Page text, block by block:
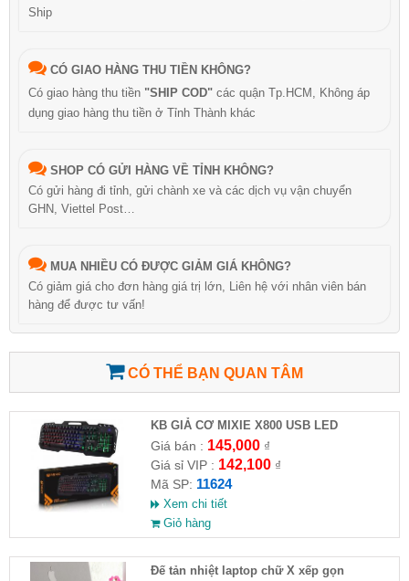
Ship
CÓ GIAO HÀNG THU TIỀN KHÔNG?
Có giao hàng thu tiền "SHIP COD" các quận Tp.HCM, Không áp
dụng giao hàng thu tiền ở Tỉnh Thành khác
SHOP CÓ GỬI HÀNG VỀ TỈNH KHÔNG?
Có gửi hàng đi tỉnh, gửi chành xe và các dịch vụ vận chuyển
GHN, Viettel Post…
MUA NHIỀU CÓ ĐƯỢC GIẢM GIÁ KHÔNG?
Có giảm giá cho đơn hàng giá trị lớn, Liên hệ với nhân viên bán
hàng để được tư vấn!
CÓ THỂ BẠN QUAN TÂM
KB GIẢ CƠ MIXIE X800 USB LED
Giá bán : 145,000₫
Giá sỉ VIP : 142,100₫
Mã SP: 11624
Xem chi tiết
Giỏ hàng
Đế tản nhiệt laptop chữ X xếp gọn